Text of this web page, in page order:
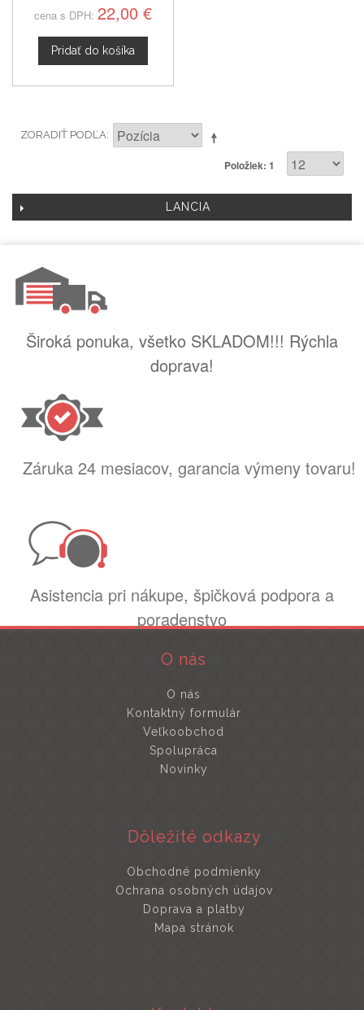
cena s DPH: 22,00 €
Pridať do košíka
ZORADIŤ PODĽA
Položiek: 1
LANCIA
Široká ponuka, všetko SKLADOM!!! Rýchla
doprava!
Záruka 24 mesiacov, garancia výmeny tovaru!
Asistencia pri nákupe, špičková podpora a
poradenstvo
O nás
O nás
Kontaktný formulár
Veľkoobchod
Spolupráca
Novinky
Dôležité odkazy
Obchodné podmienky
Ochrana osobných údajov
Doprava a platby
Mapa stránok